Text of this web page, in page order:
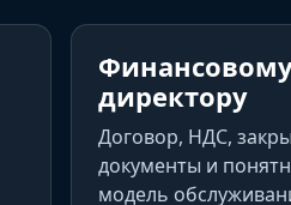
директору
Договор, НДС,
документы и
модель